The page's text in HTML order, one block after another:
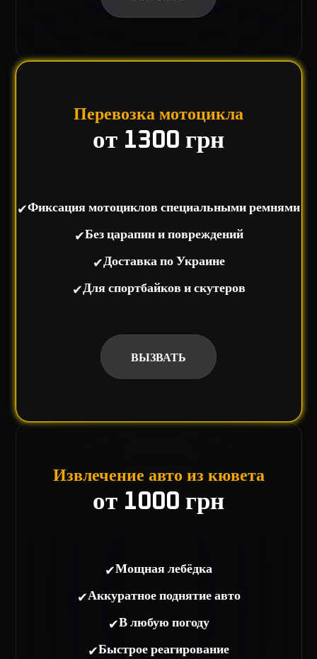
Перевозка мотоцикла
от 1300 грн
✔Фиксация мотоциклов специальными ремнями
✔Без царапин и повреждений
✔Доставка по Украине
✔Для спортбайков и скутеров
ВЫЗВАТЬ
Извлечение авто из кювета
от 1000 грн
✔Мощная лебёдка
✔Аккуратное поднятие авто
✔В любую погоду
✔Быстрое реагирование